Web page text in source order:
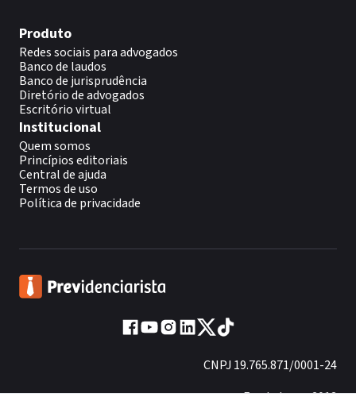
Produto
Redes sociais para advogados
Banco de laudos
Banco de jurisprudência
Diretório de advogados
Escritório virtual
Institucional
Quem somos
Princípios editoriais
Central de ajuda
Termos de uso
Política de privacidade
CNPJ 19.765.871/0001-24